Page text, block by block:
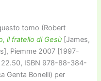
tomo (Robert
il fratello di Gesù [James,
Piemme 2007 [1997-
ISBN 978-88-384-
Genta Bonelli) per